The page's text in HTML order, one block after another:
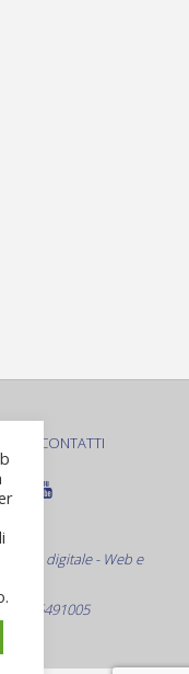
CONTATTI
digitale - Web e
09916491005